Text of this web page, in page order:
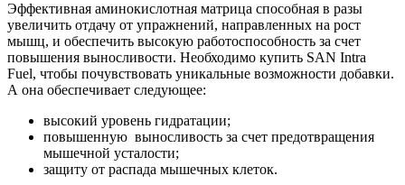
Эффективная аминокислотная матрица способная в разы
увеличить отдачу от упражнений, направленных на рост
мышц, и обеспечить высокую работоспособность за счет
повышения выносливости. Необходимо купить SAN Intra
Fuel, чтобы почувствовать уникальные возможности добавки.
А она обеспечивает следующее:
высокий уровень гидратации;
повышенную выносливость за счет предотвращения
мышечной усталости;
защиту от распада мышечных клеток.